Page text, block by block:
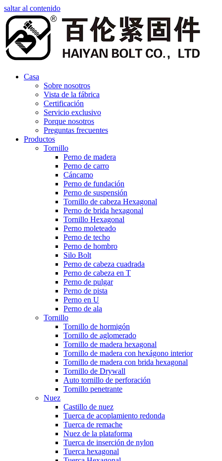
saltar al contenido
Casa
Sobre nosotros
Vista de la fábrica
Certificación
Servicio exclusivo
Porque nosotros
Preguntas frecuentes
Productos
Tornillo
Perno de madera
Perno de carro
Cáncamo
Perno de fundación
Perno de suspensión
Tornillo de cabeza Hexagonal
Perno de brida hexagonal
Tornillo Hexagonal
Perno moleteado
Perno de techo
Perno de hombro
Silo Bolt
Perno de cabeza cuadrada
Perno de cabeza en T
Perno de pulgar
Perno de pista
Perno en U
Perno de ala
Tornillo
Tornillo de hormigón
Tornillo de aglomerado
Tornillo de madera hexagonal
Tornillo de madera con hexágono interior
Tornillo de madera con brida hexagonal
Tornillo de Drywall
Auto tornillo de perforación
Tornillo penetrante
Nuez
Castillo de nuez
Tuerca de acoplamiento redonda
Tuerca de remache
Nuez de la plataforma
Tuerca de inserción de nylon
Tuerca hexagonal